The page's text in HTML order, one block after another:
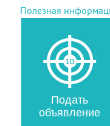
Полезная
Подать
объявление